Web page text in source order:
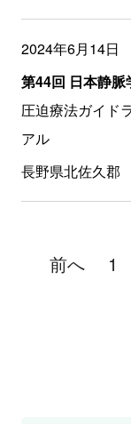
2024年6月14日
第44回 日本静
圧迫療法ガイド
アル
長野県北佐久郡
前へ 1